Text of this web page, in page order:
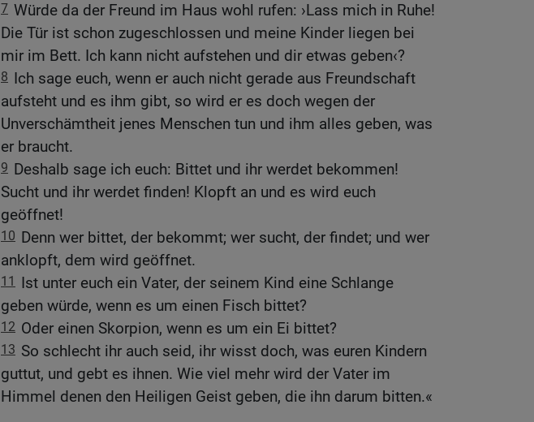
7 Würde da der Freund im Haus wohl rufen: ›Lass mich in Ruhe!
Die Tür ist schon zugeschlossen und meine Kinder liegen bei
mir im Bett. Ich kann nicht aufstehen und dir etwas geben‹?
8 Ich sage euch, wenn er auch nicht gerade aus Freundschaft
aufsteht und es ihm gibt, so wird er es doch wegen der
Unverschämtheit jenes Menschen tun und ihm alles geben, was
er braucht.
9 Deshalb sage ich euch: Bittet und ihr werdet bekommen!
Sucht und ihr werdet finden! Klopft an und es wird euch
geöffnet!
10 Denn wer bittet, der bekommt; wer sucht, der findet; und wer
anklopft, dem wird geöffnet.
11
Ist unter euch ein Vater, der seinem Kind eine Schlange
geben würde, wenn es um einen Fisch bittet?
12 Oder einen Skorpion, wenn es um ein Ei bittet?
13 So schlecht ihr auch seid, ihr wisst doch, was euren Kindern
guttut, und gebt es ihnen. Wie viel mehr wird der Vater im
Himmel denen den Heiligen Geist geben, die ihn darum bitten.«